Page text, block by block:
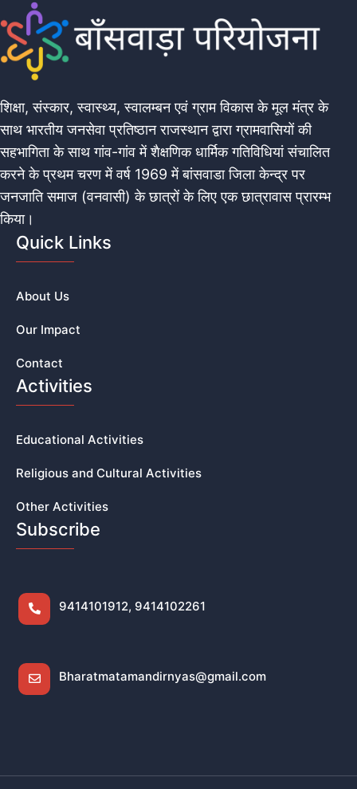
शिक्षा, संस्कार, स्वास्थ्य, स्वालम्बन एवं ग्राम विकास के मूल मंत्र के
साथ भारतीय जनसेवा प्रतिष्ठान राजस्थान द्वारा ग्रामवासियों की
सहभागिता के साथ गांव-गांव में शैक्षणिक धार्मिक गतिविधियां संचालित
करने के प्रथम चरण में वर्ष 1969 में बांसवाडा जिला केन्द्र पर
जनजाति समाज (वनवासी) के छात्रों के लिए एक छात्रावास प्रारम्भ
किया।
Quick Links
About Us
Our Impact
Contact
Activities
Educational Activities
Religious and Cultural Activities
Other Activities
Subscribe
9414101912, 9414102261
Bharatmatamandirnyas@gmail.com